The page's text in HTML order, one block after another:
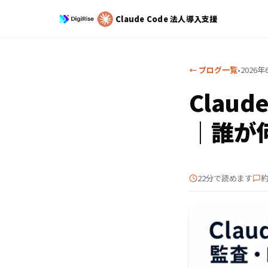
Claude Code法人導入支援
← ブログ一覧•2026年
｜誰
22分で読めます